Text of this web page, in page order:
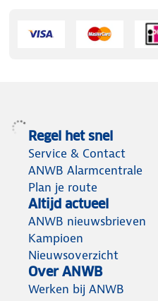
Regel het snel
Service & Contact
ANWB Alarmcentrale
Plan je route
Altijd actueel
ANWB nieuwsbrieven
Kampioen
Nieuwsoverzicht
Over ANWB
Werken bij ANWB